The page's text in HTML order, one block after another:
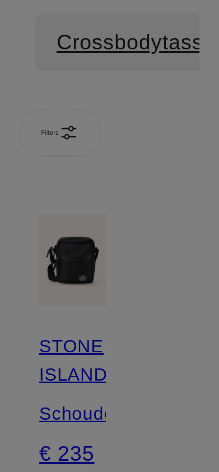
Filters
STONE
ISLAND
Schoudertas
€ 235